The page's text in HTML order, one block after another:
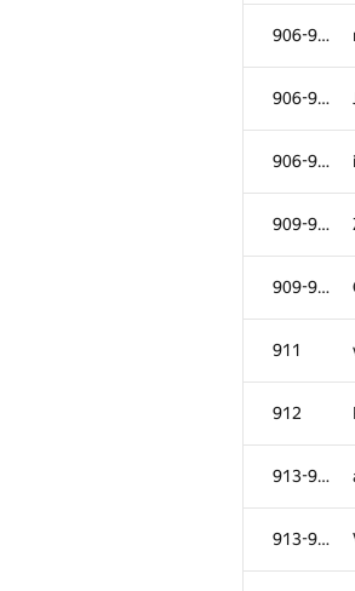
906-908
906-908
906-908
909-910
909-910
911
912
913-915
913-915